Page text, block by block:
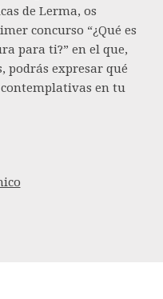
de Lerma, os
concurso “¿Qué es
para ti?” en el que,
podrás expresar qué
en tu